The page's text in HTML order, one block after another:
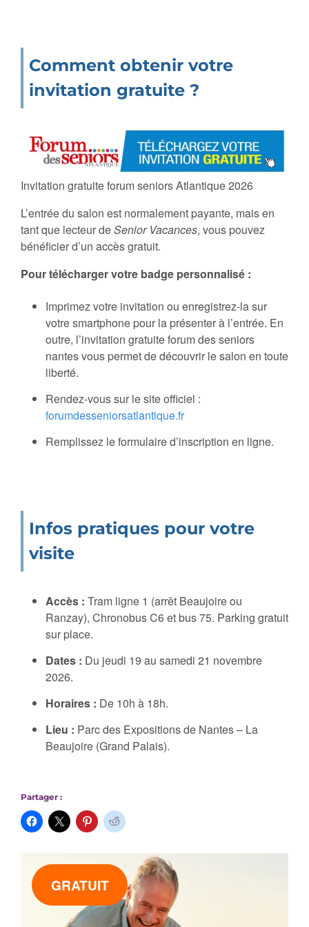
Comment obtenir votre
invitation gratuite ?
Invitation gratuite forum seniors Atlantique 2026
L’entrée du salon est normalement payante, mais en
tant que lecteur deSenior Vacances, vous pouvez
bénéficier d’un accès gratuit.
Pour télécharger votre badge personnalisé :
Imprimez votre invitation ou enregistrez-la sur
votre smartphone pour la présenter à l’entrée. En
outre, l’invitation gratuite forum des seniors
nantes vous permet de découvrir le salon en toute
liberté.
Rendez-vous sur le site officiel :
forumdesseniorsatlantique.fr
Remplissez le formulaire d’inscription en ligne.
Infos pratiques pour votre
visite
Accès : Tram ligne 1 (arrêt Beaujoire ou
Ranzay), Chronobus C6 et bus 75. Parking gratuit
sur place.
Dates : Du jeudi 19 au samedi 21 novembre
2026.
Horaires : De 10h à 18h.
Lieu : Parc des Expositions de Nantes – La
Beaujoire (Grand Palais).
Partager :
GRATUIT